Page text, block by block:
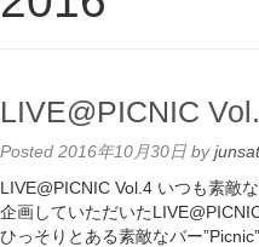
YouTube
Online Lesson
LIVE@PICNIC
Posted 2016年10月30日 by
LIVE@PICNIC Vol.4 いつも素敵
企画していただいた
ひっそりとある素敵なバー